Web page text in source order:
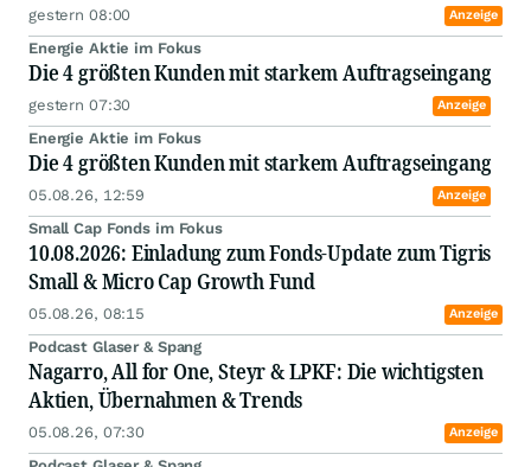
gestern 08:00 Anzeige
Energie Aktie im Fokus
Die 4 größten Kunden mit starkem Auftragseingang
gestern 07:30 Anzeige
Energie Aktie im Fokus
Die 4 größten Kunden mit starkem Auftragseingang
05.08.26, 12:59 Anzeige
Small Cap Fonds im Fokus
10.08.2026: Einladung zum Fonds-Update zum Tigris
Small & Micro Cap Growth Fund
05.08.26, 08:15 Anzeige
Podcast Glaser & Spang
Nagarro, All for One, Steyr & LPKF: Die wichtigsten
Aktien, Übernahmen & Trends
05.08.26, 07:30 Anzeige